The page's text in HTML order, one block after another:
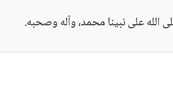
الله على نبينا محمد، وآله وصحبه.